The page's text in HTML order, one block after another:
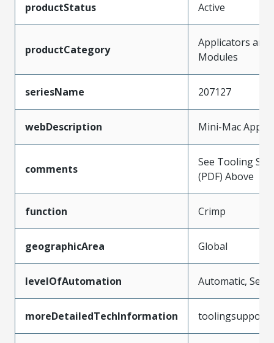
productStatus Active
productCategory
Applicators and
Modules
seriesName 207127
webDescription Mini-Mac
comments
See Tooling
(PDF) Above
function Crimp
geographicArea Global
levelOfAutomation Automatic,
moreDetailedTechInformation